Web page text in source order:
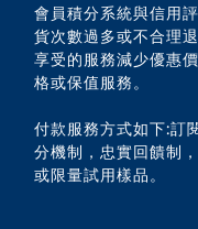
會員積分系統與信用
貨次數過多或不合理
享受的服務減少優惠
格或保值服務。
付款服務方式如下:訂
分機制，忠實回饋制
或限量試用樣品。